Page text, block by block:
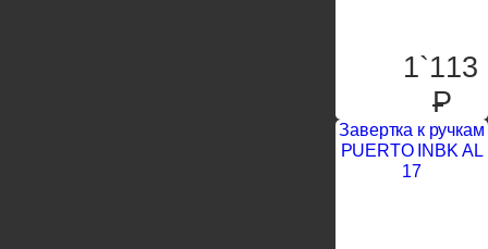
1`113
P
Завертка к ручкам
PUERTO INBK AL
17